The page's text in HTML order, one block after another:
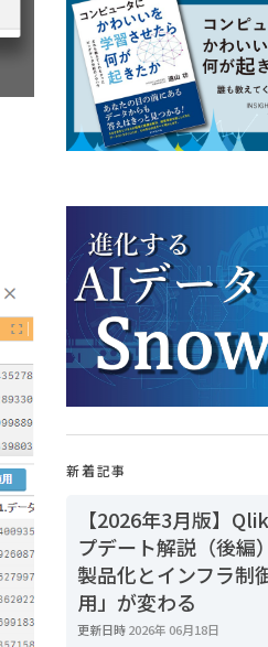
新着記事
【2026年3月版】
プデート解説（後編
製品化とインフラ制
用」が変わる
更新日時2026年 06月18日